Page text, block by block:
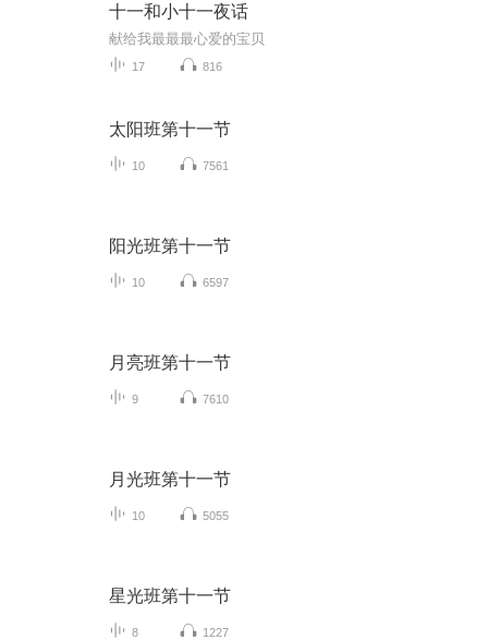
十一和小十一夜话
献给我最最最心爱的宝贝
17 816
太阳班第十一节
10 7561
阳光班第十一节
10 6597
月亮班第十一节
9 7610
月光班第十一节
10 5055
星光班第十一节
8 1227